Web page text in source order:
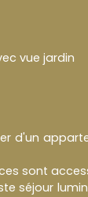
vue jardin
d'un
sont
séjour